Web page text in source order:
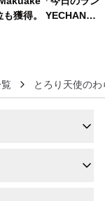
も獲得。 YECHAN音
ル第2弾の大型サイ
）を先行販売中
とろり天使の